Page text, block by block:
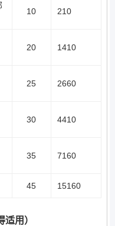
10 210
20 1410
25 2660
30 4410
35 7160
45 15160
用）